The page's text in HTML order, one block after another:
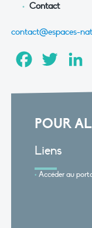
Contact
contact@espaces-
FacebookTwitter
POUR
Liens
Accéder au